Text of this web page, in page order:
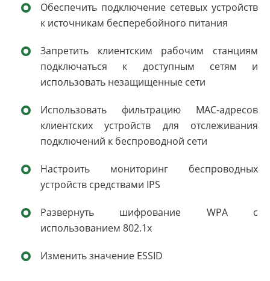
Обеспечить подключение сетевых устройств
к источникам бесперебойного питания
Запретить клиентским рабочим станциям
подключаться к доступным сетям и
использовать незащищенные сети
Использовать фильтрацию MAC-адресов
клиентских устройств для отслеживания
подключений к беспроводной сети
Настроить мониторинг беспроводных
устройств средствами IPS
Развернуть шифрование WPA с
использованием 802.1x
Изменить значение ESSID